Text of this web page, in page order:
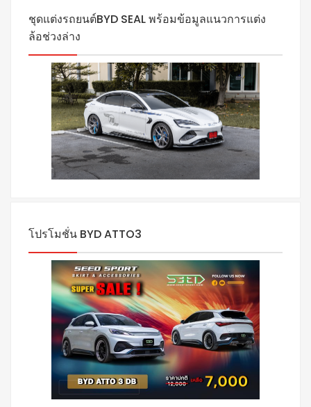
ชุดแต่งรถยนต์BYD SEAL พร้อมข้อมูลแนวการแต่ง
ล้อช่วงล่าง
โปรโมชั่น BYD ATTO3